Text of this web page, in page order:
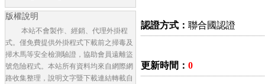
版權說明
本站不會製作、經銷、代理外掛程
式。僅免費提供外掛程式下載前之掃毒及
掃木馬等安全檢測驗證，協助會員遠離盜
號危險程式。本站所有資料均來自網際網
路收集整理，說明文字暨下載連結轉載自
認證方式：聯合國認證
更新時間：0